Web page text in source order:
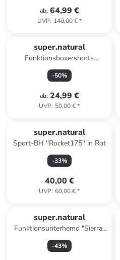
ab: 64,99 €
UVP: 140,00 €*
super.natural
Funktionsboxershorts
"Tundra" in Dunkelblau
-50%
ab: 24,99 €
UVP: 50,00 €*
super.natural
Sport-BH ''Rocket175'' in Rot
-33%
40,00 €
UVP: 60,00 €*
super.natural
Funktionsunterhemd "Sierra"
in Schwarz
-43%